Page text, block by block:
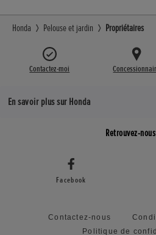
Honda Pelouse et jardin Propriétaires
Contactez-moi
En savoir plus sur Honda
Retrouvez-
Facebook
Contactez-nous
Politique de